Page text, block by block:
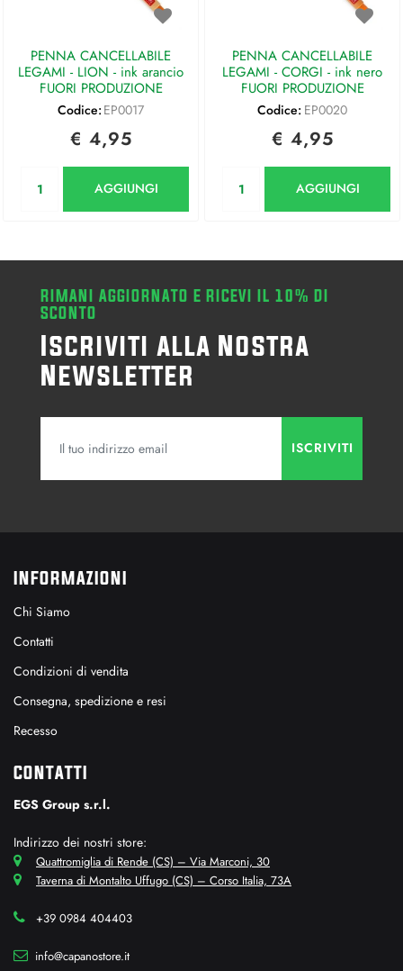
PENNA CANCELLABILE
LEGAMI - LION - ink arancio
FUORI PRODUZIONE
Codice: EP0017
€ 4,95
AGGIUNGI
PENNA CANCELLABILE
LEGAMI - CORGI - ink nero
FUORI PRODUZIONE
Codice: EP0020
€ 4,95
AGGIUNGI
RIMANI AGGIORNATO E RICEVI IL 10% DI
SCONTO
Iscriviti alla Nostra
Newsletter
INFORMAZIONI
Chi Siamo
Contatti
Condizioni di vendita
Consegna, spedizione e resi
Recesso
CONTATTI
EGS Group s.r.l.
Indirizzo dei nostri store:
Quattromiglia di Rende (CS) – Via Marconi, 30
Taverna di Montalto Uffugo (CS) – Corso Italia, 73A
+39 0984 404403
info@capanostore.it